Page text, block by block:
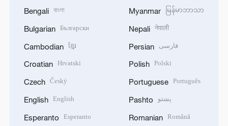
Bengali বাংলা
Bulgarian Български
Cambodian ខ្មែរ
Croatian Hrvatski
Czech Český
English English
Esperanto Esperanto
Myanmar မြန်မာဘာသာ
Nepali नेपाली
Persian فارسی
Polish Polski
Portuguese Português
Pashto پښتو
Romanian Română